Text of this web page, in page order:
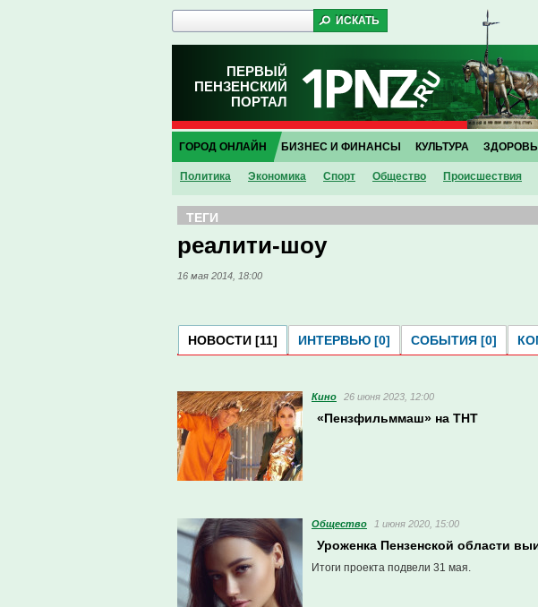
ПЕРВЫЙ
ПЕНЗЕНСКИЙ
ПОРТАЛ
ГОРОД ОНЛАЙН
Политика Экономика Спорт Общество Проиcшествия
БИЗНЕС И ФИНАНСЫ КУЛЬТУРА
ТЕГИ
реалити-шоу
16 мая 2014, 18:00
НОВОСТИ [11] ИНТЕРВЬЮ [0] СОБЫТИЯ [0]
Кино 26 июня 2023, 12:00
«Пензфильммаш» на ТНТ
Общество 1 июня 2020, 15:00
Уроженка Пензенской области
Итоги проекта подвели 31 мая.